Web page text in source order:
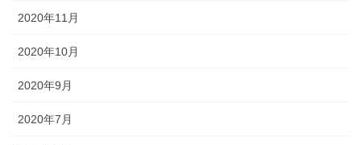
2020年11月
2020年10月
2020年9月
2020年7月